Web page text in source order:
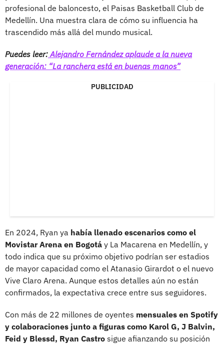
profesional de baloncesto, el Paisas Basketball Club de
Medellín. Una muestra clara de cómo su influencia ha
trascendido más allá del mundo musical.
Puedes leer: Alejandro Fernández aplaude a la nueva
generación: “La ranchera está en buenas manos”
PUBLICIDAD
En 2024, Ryan ya había llenado escenarios como el
Movistar Arena en Bogotá y La Macarena en Medellín, y
todo indica que su próximo objetivo podrían ser estadios
de mayor capacidad como el Atanasio Girardot o el nuevo
Vive Claro Arena. Aunque estos detalles aún no están
confirmados, la expectativa crece entre sus seguidores.
Con más de 22 millones de oyentes mensuales en Spotify
y colaboraciones junto a figuras como Karol G, J Balvin,
Feid y Blessd, Ryan Castro sigue afianzando su posición